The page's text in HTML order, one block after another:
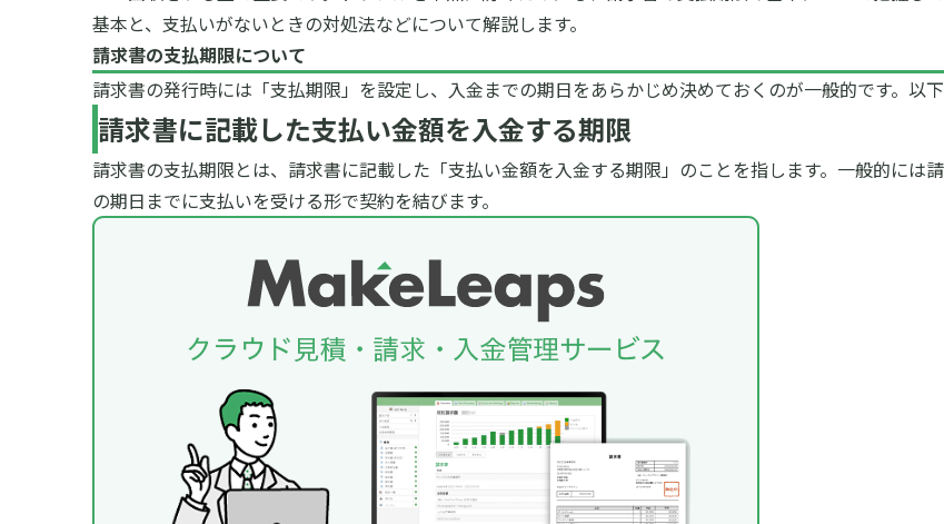
基本と、支払いがないときの対処法などについて解説します。
請求書の支払期限について
請求書の発行時には「支払期限」を設定し、入金までの期日をあらかじめ決めておくのが一般的です。 以
請求書に記載した支払い金額を入金する期限
請求書の支払期限とは、請求書に記載した「支払い金額を入金する期限」のことを指します。一般的には
の期日までに支払いを受ける形で契約を結びます。